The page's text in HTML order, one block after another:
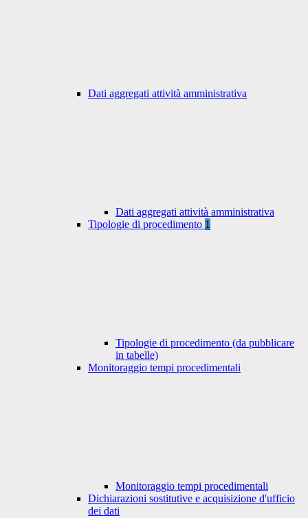
Dati aggregati attività amministrativa
Dati aggregati attività amministrativa
Tipologie di procedimento 1
Tipologie di procedimento (da pubblicare
in tabelle)
Monitoraggio tempi procedimentali
Monitoraggio tempi procedimentali
Dichiarazioni sostitutive e acquisizione d'ufficio
dei dati